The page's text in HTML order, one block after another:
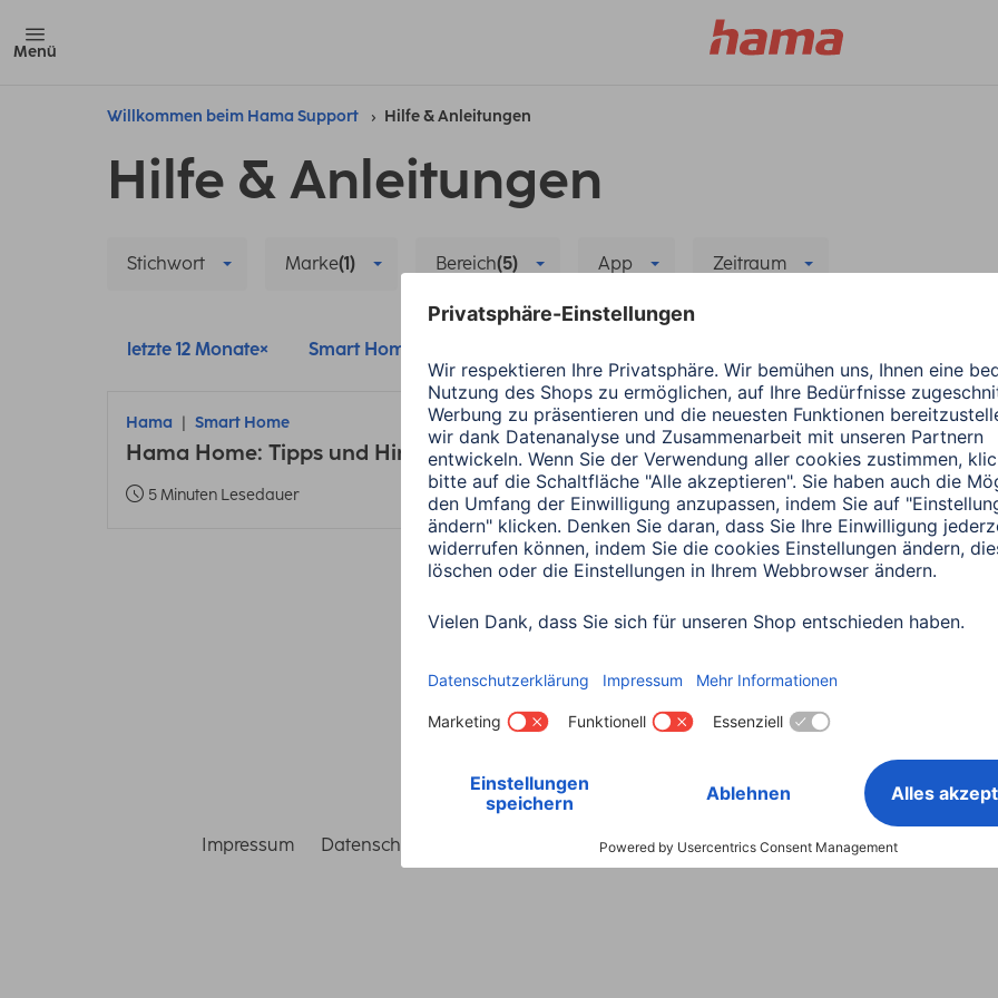
Menü
Willkommen beim Hama Support Hilfe & Anleitungen
Hilfe & Anleitungen
Stichwort Marke(1) Bereich(5) App Zeitraum
letzte 12 Monate Smart Home
Hama Smart Home
Hama Home: Tipps und Hinweise zur neuen App
5 Minuten Lesedauer
Land wählen
Impressum Datenschutz Garantiebestimmungen Konformitätserklärungen